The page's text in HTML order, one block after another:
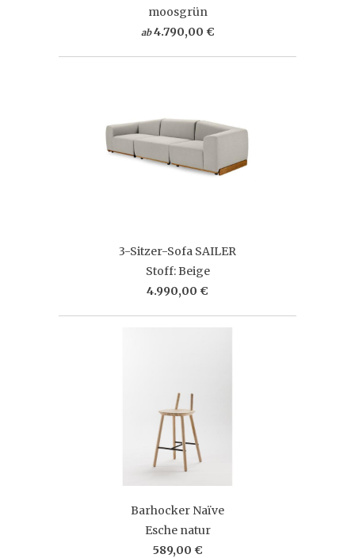
moosgrün
ab 4.790,00 €
3-Sitzer-Sofa SAILER
Stoff: Beige
4.990,00 €
Barhocker Naïve
Esche natur
589,00 €